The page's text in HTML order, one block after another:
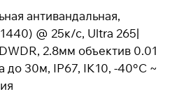
антивандальная,
@ 25к/с, Ultra 265|
2.8мм объектив 0.01
до 30м, IP67, IK10, -40°C ~